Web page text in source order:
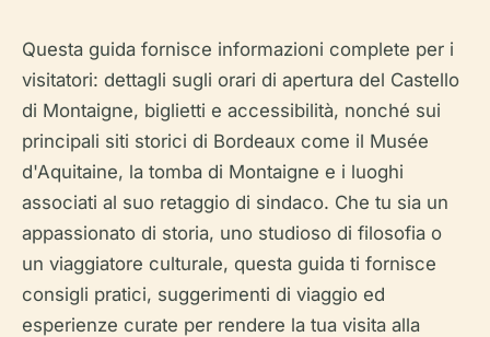
Questa guida fornisce informazioni complete per i
visitatori: dettagli sugli orari di apertura del Castello
di Montaigne, biglietti e accessibilità, nonché sui
principali siti storici di Bordeaux come il Musée
d'Aquitaine, la tomba di Montaigne e i luoghi
associati al suo retaggio di sindaco. Che tu sia un
appassionato di storia, uno studioso di filosofia o
un viaggiatore culturale, questa guida ti fornisce
consigli pratici, suggerimenti di viaggio ed
esperienze curate per rendere la tua visita alla